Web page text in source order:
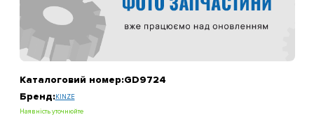
Каталоговий номер:GD9724
Бренд:KINZE
Наявність уточнюйте